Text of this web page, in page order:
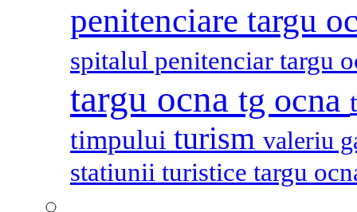
penitenciare targu
spitalul penitenciar targu
targu ocna tg ocna
timpului turism valeriu
statiunii turistice targu